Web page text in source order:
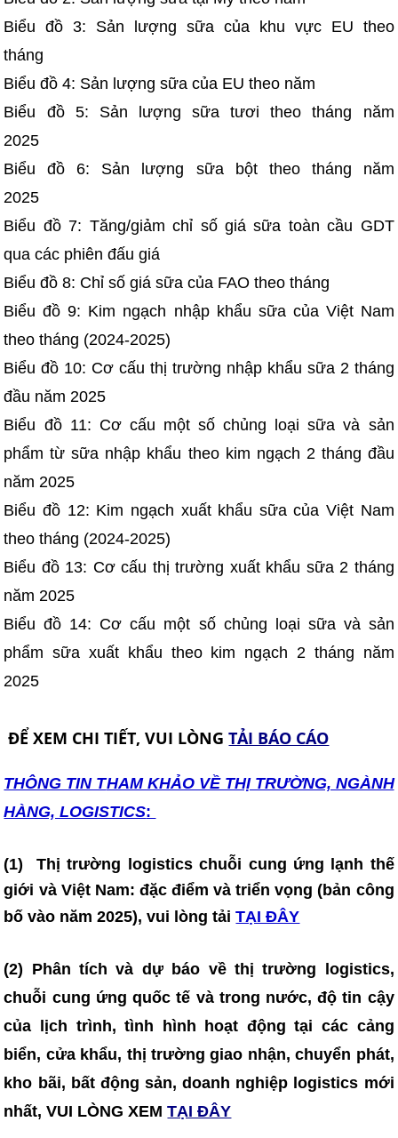
Biểu đồ 3: Sản lượng sữa của khu vực EU theo
tháng
Biểu đồ 4: Sản lượng sữa của EU theo năm
Biểu đồ 5: Sản lượng sữa tươi theo tháng năm
2025
Biểu đồ 6: Sản lượng sữa bột theo tháng năm
2025
Biểu đồ 7: Tăng/giảm chỉ số giá sữa toàn cầu GDT
qua các phiên đấu giá
Biểu đồ 8: Chỉ số giá sữa của FAO theo tháng
Biểu đồ 9: Kim ngạch nhập khẩu sữa của Việt Nam
theo tháng (2024-2025)
Biểu đồ 10: Cơ cấu thị trường nhập khẩu sữa 2 tháng
đầu năm 2025
Biểu đồ 11: Cơ cấu một số chủng loại sữa và sản
phẩm từ sữa nhập khẩu theo kim ngạch 2 tháng đầu
năm 2025
Biểu đồ 12: Kim ngạch xuất khẩu sữa của Việt Nam
theo tháng (2024-2025)
Biểu đồ 13: Cơ cấu thị trường xuất khẩu sữa 2 tháng
năm 2025
Biểu đồ 14: Cơ cấu một số chủng loại sữa và sản
phẩm sữa xuất khẩu theo kim ngạch 2 tháng năm
2025
ĐỂ XEM CHI TIẾT, VUI LÒNGTẢI BÁO CÁO
THÔNG TIN THAM KHẢO VỀ THỊ TRƯỜNG, NGÀNH
HÀNG, LOGISTICS:
(1)Thị trường logistics chuỗi cung ứng lạnh thế
giới và Việt Nam: đặc điểm và triển vọng (bản công
bố vào năm 2025), vui lòng tảiTẠI ĐÂY
(2) Phân tích và dự báo về thị trường logistics,
chuỗi cung ứng quốc tế và trong nước, độ tin cậy
của lịch trình, tình hình hoạt động tại các cảng
biển, cửa khẩu, thị trường giao nhận, chuyển phát,
kho bãi, bất động sản, doanh nghiệp logistics mới
nhất, VUI LÒNG XEM TẠI ĐÂY